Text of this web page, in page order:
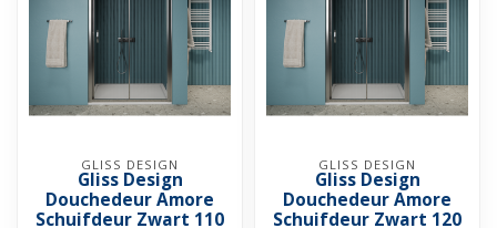
GLISS DESIGN
Gliss Design
Douchedeur Amore
Schuifdeur Zwart 110
GLISS DESIGN
Gliss Design
Douchedeur Amore
Schuifdeur Zwart 120